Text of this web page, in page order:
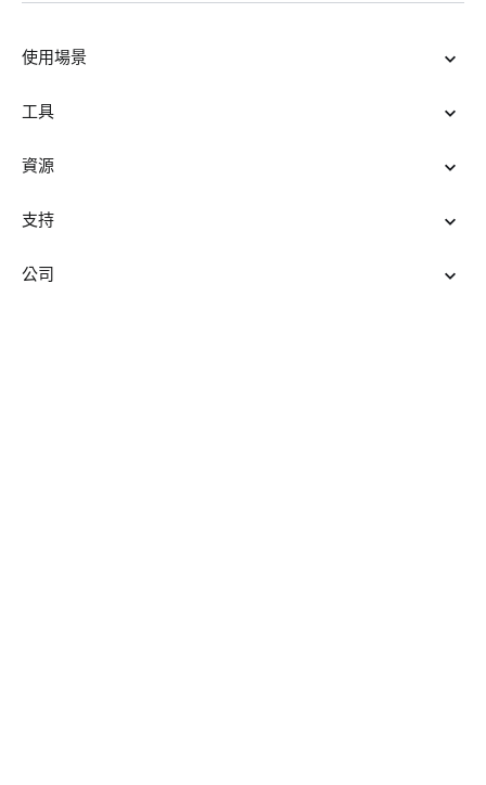
使用場景
工具
資源
支持
公司